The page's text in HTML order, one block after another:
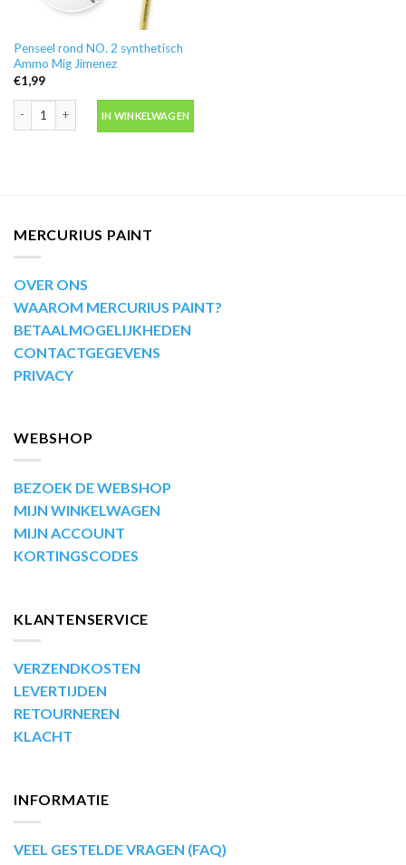
Penseel rond NO. 2 synthetisch
Ammo Mig Jimenez
€1,99
IN WINKELWAGEN
MERCURIUS PAINT
OVER ONS
WAAROM MERCURIUS PAINT?
BETAALMOGELIJKHEDEN
CONTACTGEGEVENS
PRIVACY
WEBSHOP
BEZOEK DE WEBSHOP
MIJN WINKELWAGEN
MIJN ACCOUNT
KORTINGSCODES
KLANTENSERVICE
VERZENDKOSTEN
LEVERTIJDEN
RETOURNEREN
KLACHT
INFORMATIE
VEEL GESTELDE VRAGEN (FAQ)